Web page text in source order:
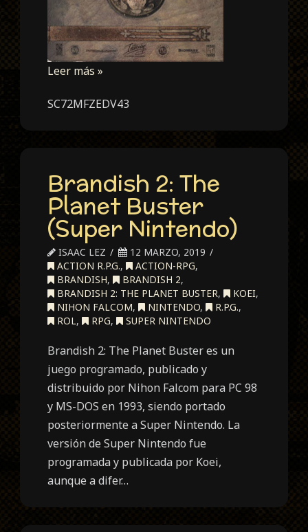
Leer más »
SC72MFZEDV43
Brandish 2: The
Planet Buster
(Super Nintendo)
ISAAC LEZ
12 MARZO, 2019
ACTION R.P.G., ACTION-RPG,
BRANDISH, BRANDISH 2,
BRANDISH 2: THE PLANET BUSTER, KOEI,
NIHON FALCOM, NINTENDO, R.P.G.,
ROL, RPG, SUPER NINTENDO
Brandish 2: The Planet Buster es un
juego programado, publicado y
distribuido por Nihon Falcom para PC 98
y MS-DOS en 1993, siendo portado
posteriormente a Super Nintendo. La
versión de Super Nintendo fue
programada y publicada por Koei,
aunque a difer…